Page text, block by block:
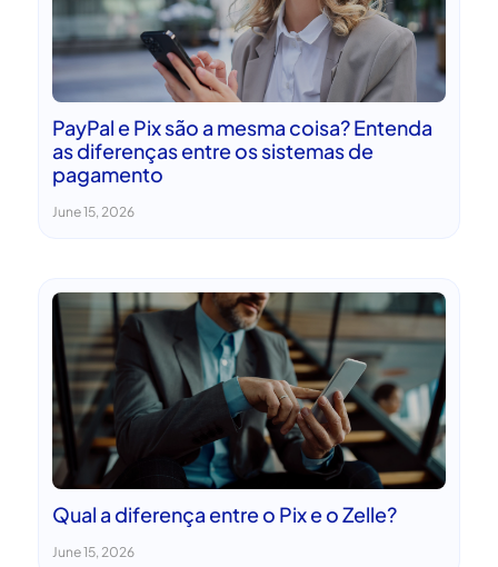
PayPal e Pix são a mesma coisa? Entenda
as diferenças entre os sistemas de
pagamento
June 15, 2026
Qual a diferença entre o Pix e o Zelle?
June 15, 2026